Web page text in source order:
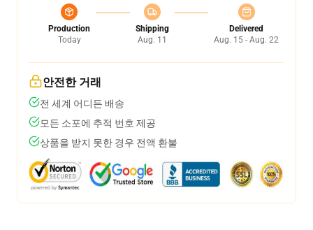
Production
Today
Shipping
Aug. 11
Delivered
Aug. 15 - Aug. 22
안전한 거래
전 세계 어디든 배송
모든 소포에 추적 번호 제공
상품을 받지 못한 경우 전액 환불